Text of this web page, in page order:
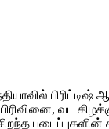
வட